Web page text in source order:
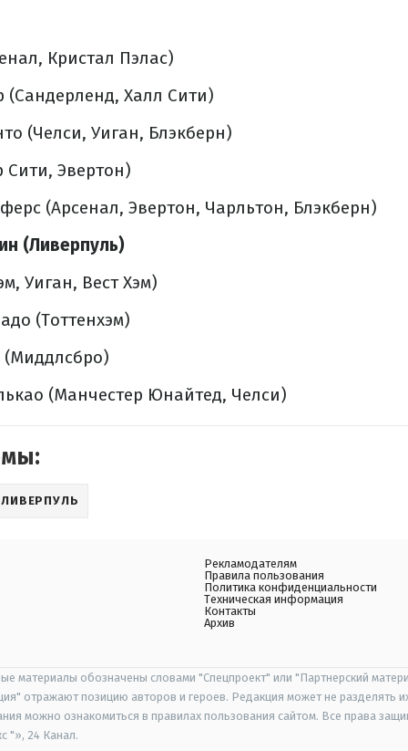
Кристал Пэлас)
(Сандерленд, Халл Сити)
(Челси, Уиган, Блэкберн)
Эвертон)
(Арсенал, Эвертон, Чарльтон, Блэкберн)
(Ливерпуль)
Уиган, Вест Хэм)
(Тоттенхэм)
(Манчестер Юнайтед, Челси)
Рекламодателям
Правила пользования
Политика конфиденциальности
Техническая информация
Контакты
Архив
материалы обозначены словами "Спецпроект" или "Партнерский
отражают позицию авторов и героев. Редакция может не разделять
можно ознакомиться в правилах пользования сайтом. Все права
"», 24 Канал.